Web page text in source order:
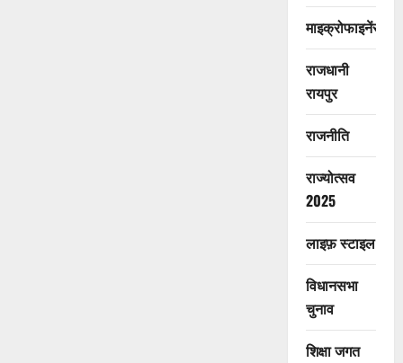
माइक्रोफाइनेंस
राजधानी
रायपुर
राजनीति
राज्योत्सव
2025
लाइफ़ स्टाइल
विधानसभा
चुनाव
शिक्षा जगत